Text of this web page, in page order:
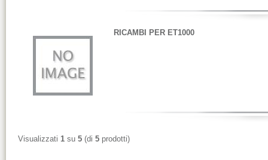
RICAMBI PER ET1000
Visualizzati 1 su 5 (di 5 prodotti)